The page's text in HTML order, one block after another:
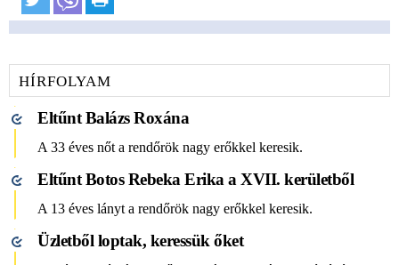
HÍRFOLYAM
Eltűnt Balázs Roxána
A 33 éves nőt a rendőrök nagy erőkkel keresik.
Eltűnt Botos Rebeka Erika a XVII. kerületből
A 13 éves lányt a rendőrök nagy erőkkel keresik.
Üzletből loptak, keressük őket